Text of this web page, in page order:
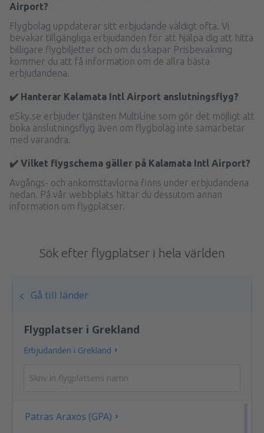
Airport?
Flygbolag uppdaterar sitt erbjudande väldigt ofta. Vi
bevakar tillgängliga erbjudanden för att hjälpa dig att hitta
billigare flygbiljetter och om du skapar Prisbevakning
kommer du att få information om de allra bästa
erbjudandena.
✔️ Hanterar Kalamata Intl Airport anslutningsflyg?
eSky.se erbjuder tjänsten MultiLine som gör det möjligt att
boka anslutningsflyg även om flygbolag inte samarbetar
med varandra.
✔️ Vilket flygschema gäller på Kalamata Intl Airport?
Avgångs- och ankomsttavlorna finns under erbjudandena
nedan. På vår webbplats hittar du dessutom annan
information om flygplatser.
Sök efter flygplatser i hela världen
Gå till länder
Flygplatser i Grekland
Erbjudanden i Grekland
Patras Araxos (GPA)